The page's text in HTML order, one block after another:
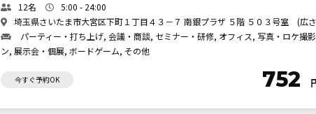
12名
5:00 - 24:00
埼玉県さいたま市大宮区下町１丁目４３－７ 南銀プラザ ５階 ５０３号室 (広
パーティー・打ち上げ, 会議・商談, セミナー・研修, オフィス, 写真・ロケ撮
ン, 展示会・個展, ボードゲーム, その他
今すぐ予約OK 752